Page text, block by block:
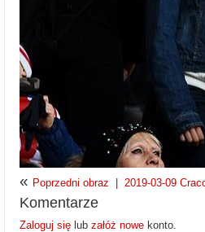
« Poprzedni obraz 2019-03-09
Komentarze
Zaloguj się lub załóż nowe konto.